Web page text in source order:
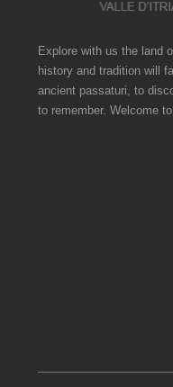
Explore with us the land
history and tradition will
ancient passaturi, to
to remember. Welcome